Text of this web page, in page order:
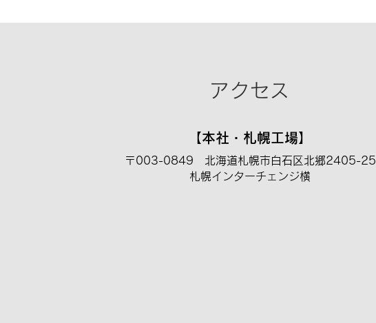
アクセス
【本社・札幌工場】
〒003-0849 北海道札幌市白石区北郷2405-25
札幌インターチェンジ横